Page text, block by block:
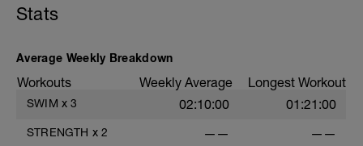
Stats
Average Weekly Breakdown
Workouts Weekly Average Longest Workout
SWIM x 3 02:10:00 01:21:00
STRENGTH x 2 —— ——